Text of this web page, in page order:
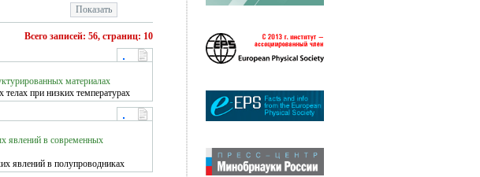
Всего записей: 56, страниц: 10
материалах
телах при низких температурах
явлений в современных
явлений в полупроводниках